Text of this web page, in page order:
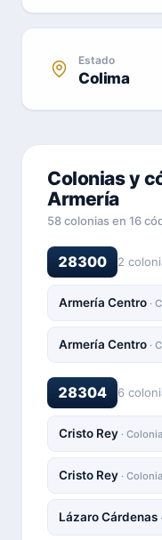
Estado
Colima
Colonias y
Armería
58 colonias en 16
28300 2
Armería Centro ·
Armería Centro ·
28304 6
Cristo Rey · Colonia
Cristo Rey · Colonia
Lázaro Cárdenas